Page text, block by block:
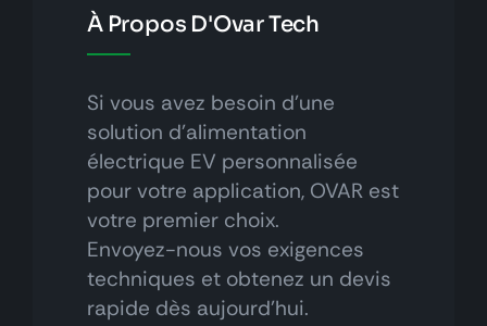
À Propos D'Ovar Tech
Si vous avez besoin d'une
solution d'alimentation
électrique EV personnalisée
pour votre application, OVAR est
votre premier choix.
Envoyez-nous vos exigences
techniques et obtenez un devis
rapide dès aujourd'hui.